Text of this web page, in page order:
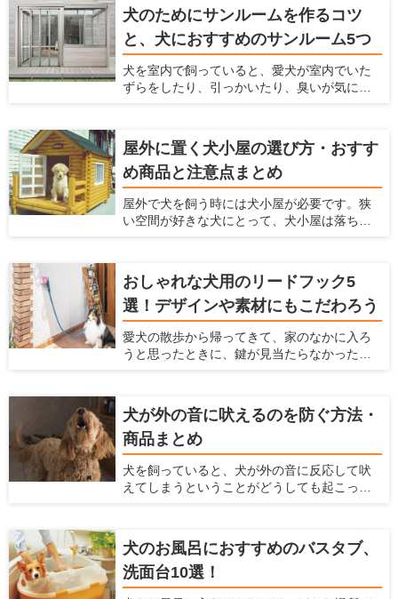
すすめの壁紙」を紹介するとともに、壁紙を
変えるための方法について解説します。
て、ドッグランのメリットや作り方、どんな
素材や設備を利用すればいいかまで解説しま
す。 犬を飼うのに最適な住宅を推進する「愛
犬家住宅」だからこそ知っている、ドッグラ
ンの情報を紹介しているのでぜひ参考にして
くださいね！
犬のためにサンルームを作るコツ
と、犬におすすめのサンルーム5つ
犬を室内で飼っていると、愛犬が室内でいた
ずらをしたり、引っかいたり、臭いが気に
方法として、サンルームをペットスペースに
する方法があります。愛犬がふだん生活する
スペースとして、サンルームを利用すること
で様々なメリットがあります。 愛犬家住宅で
は、日々多くのメーカーの製品をチェックを
することで、愛犬が暮らしやすいサンルーム
対して、サンルームのメリットやサンルーム
を設置するときに気をつけるポイント、おす
すめのメーカーなどを紹介いたします。
屋外に置く犬小屋の選び方・おすす
め商品と注意点まとめ
屋外で犬を飼う時には犬小屋が必要です。狭
い空間が好きな犬にとって、犬小屋は落ち着
快適に過ごせるだけでなく、衛星面やお手入
れなど飼い主にとっても快適なものを選ぶの
がおすすめ。 ここでは、愛犬の犬小屋をどう
やって選んだらいいかわからない人、デザイ
ンや機能からおすすめの犬小屋を探している
人に、おすすめの犬小屋を紹介しようと思い
おしゃれな犬用のリードフック5
選！デザインや素材にもこだわろう
愛犬の散歩から帰ってきて、家のなかに入ろ
うと思ったときに、鍵が見当たらなかったと
ワンちゃんが走り回ってしまったということ
もあるのではないでしょうか？ 玄関の脇に
リードフックがあれば、リードフックにリー
ドをかけることで両手を空けられ、そんな事
態を避けられます。 ここでは、設置しておけ
ばとても便利なリードフックやおすすめリー
犬が外の音に吠えるのを防ぐ方法・
商品まとめ
犬を飼っていると、犬が外の音に反応して吠
えてしまうということがどうしても起こって
れません。 ですが、犬が外の音に反応して吠
えるのをなるべく抑える方法があります。こ
こでは、犬が外の音に反応して吠えてしまう
のを防ぐ方法、商品を紹介します。
犬のお風呂におすすめのバスタブ、
洗面台10選！